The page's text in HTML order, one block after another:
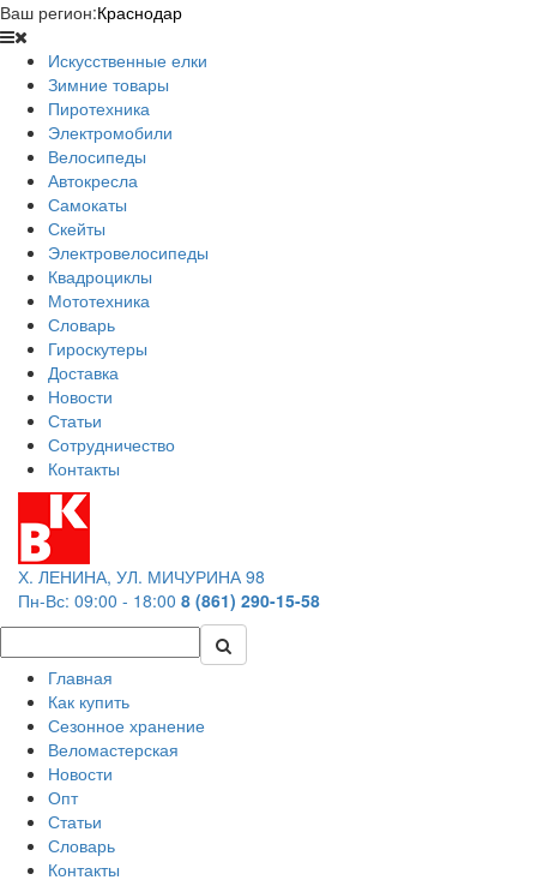
Ваш регион:Краснодар
Искусственные елки
Зимние товары
Пиротехника
Электромобили
Велосипеды
Автокресла
Самокаты
Скейты
Электровелосипеды
Квадроциклы
Мототехника
Словарь
Гироскутеры
Доставка
Новости
Статьи
Сотрудничество
Контакты
Х. ЛЕНИНА, УЛ. МИЧУРИНА 98
Пн-Вс: 09:00 - 18:00 8 (861) 290-15-58
Главная
Как купить
Сезонное хранение
Веломастерская
Новости
Опт
Статьи
Словарь
Контакты